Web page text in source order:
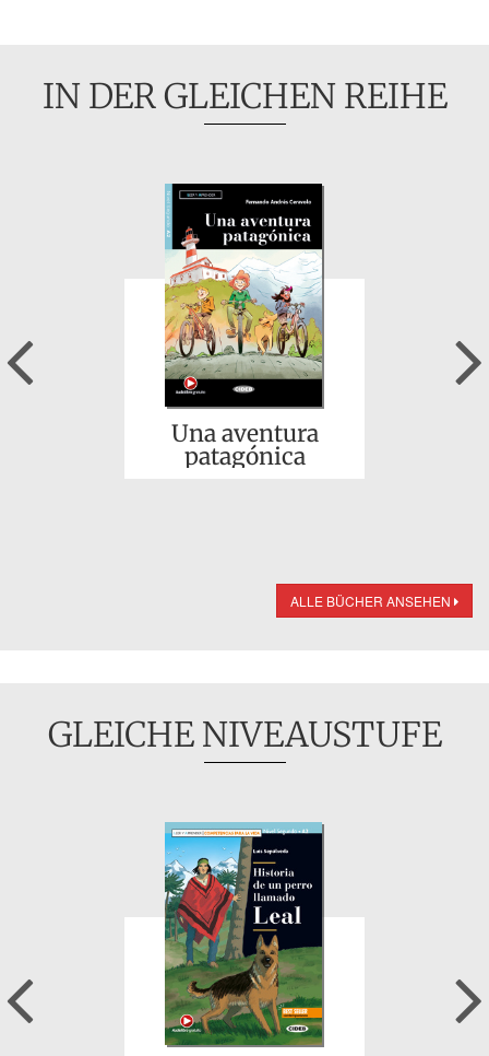
IN DER GLEICHEN REIHE
Una aventura
patagónica
Previous
ALLE BÜCHER ANSEHEN
GLEICHE NIVEAUSTUFE
Previous